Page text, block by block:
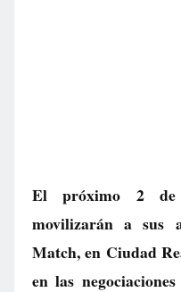
El próximo 2
movilizarán a sus
Match, en Ciudad
en las